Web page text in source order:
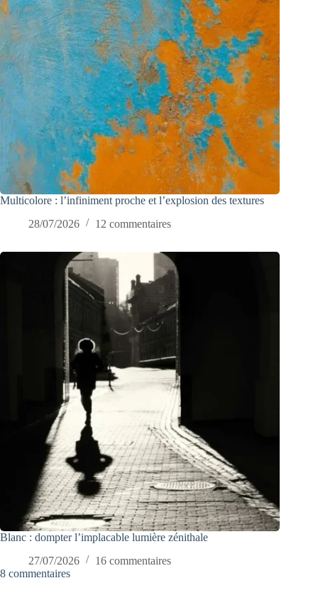
Multicolore : l’infiniment proche et l’explosion des textures
28/07/2026
12 commentaires
Blanc : dompter l’implacable lumière zénithale
27/07/2026
16 commentaires
8 commentaires